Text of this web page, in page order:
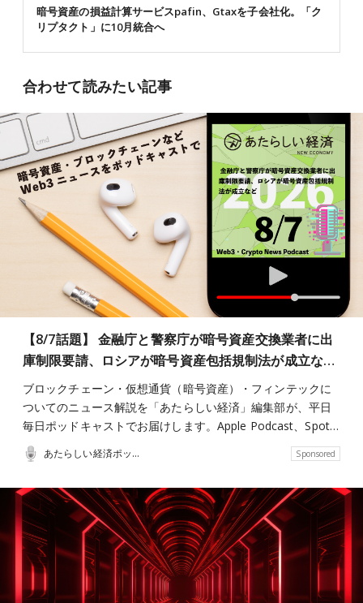
暗号資産の損益計算サービスpafin、Gtaxを子会社化。「ク
リプタクト」に10月統合へ
合わせて読みたい記事
【8/7話題】 金融庁と警察庁が暗号資産交換業者に出
庫制限要請、ロシアが暗号資産包括規制法が成立な…
ブロックチェーン・仮想通貨（暗号資産）・フィンテックに
ついてのニュース解説を「あたらしい経済」編集部が、平日
毎日ポッドキャストでお届けします。Apple Podcast、Spot…
あたらしい経済ポッドキャスト Sponsored